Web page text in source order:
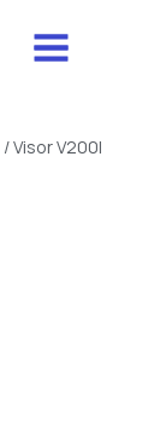
/ Visor V200I